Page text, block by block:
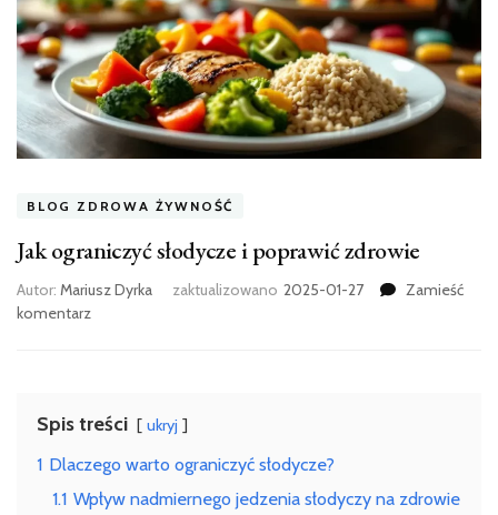
BLOG ZDROWA ŻYWNOŚĆ
Jak ograniczyć słodycze i poprawić zdrowie
Autor: Mariusz Dyrka zaktualizowano 2025-01-27
Zamieść
komentarzwe
i
zdrowie
Spis treści ukryj
1 Dlaczego warto ograniczyć słodycze?
1.1 Wpływ nadmiernego jedzenia słodyczy na zdrowie